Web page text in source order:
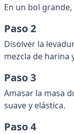
En un bol
Paso 2
Disolver la
mezcla de harina
Paso 3
Amasar la masa
suave y elástica.
Paso 4